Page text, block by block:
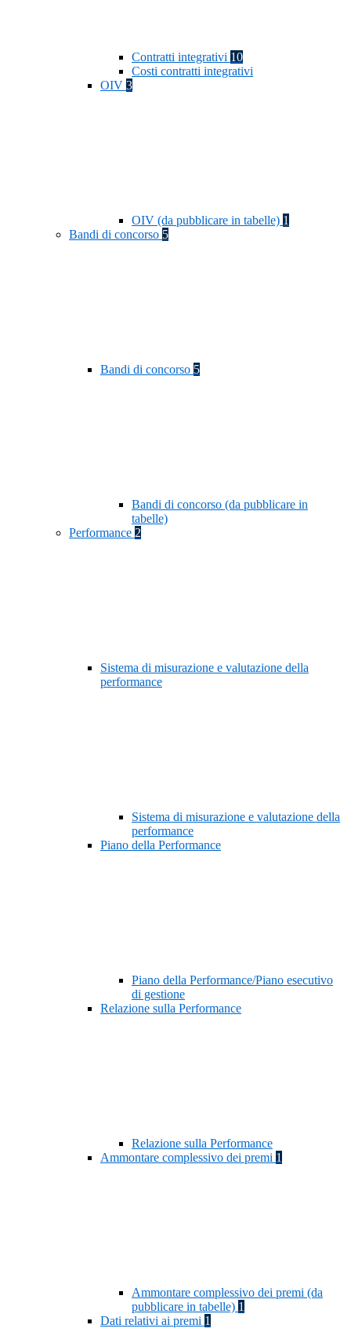
Contratti integrativi 10
Costi contratti integrativi
OIV 3
OIV (da pubblicare in tabelle) 1
Bandi di concorso 5
Bandi di concorso 5
Bandi di concorso (da pubblicare in
tabelle)
Performance 2
Sistema di misurazione e valutazione della
performance
Sistema di misurazione e valutazione della
performance
Piano della Performance
Piano della Performance/Piano esecutivo
di gestione
Relazione sulla Performance
Relazione sulla Performance
Ammontare complessivo dei premi 1
Ammontare complessivo dei premi (da
pubblicare in tabelle) 1
Dati relativi ai premi 1